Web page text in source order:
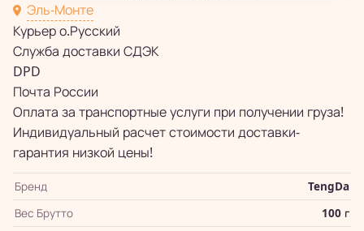
Эль-Монте
Курьер о.Русский
Служба доставки СДЭК
DPD
Почта России
Оплата за транспортные услуги при получении груза!
Индивидуальный расчет стоимости доставки-
гарантия низкой цены!
Бренд
TengDa
Вес Брутто
100 г